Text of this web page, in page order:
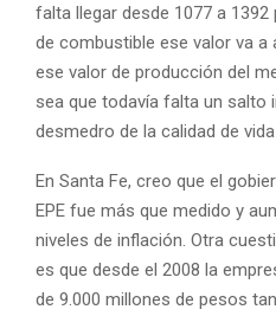
falta llegar desde 1077 a
de combustible ese valor va a
ese valor de producción del
sea que todavía falta un salto
desmedro de la calidad de
En Santa Fe, creo que el
EPE fue más que medido y
niveles de inflación. Otra
es que desde el 2008 la
de 9.000 millones de pesos